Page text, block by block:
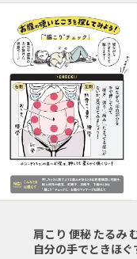
肩こり 便秘 たるみ
自分の手でときほ